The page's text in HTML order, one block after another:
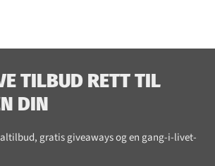
TILBUD RETT TIL
DIN
gratis giveaways og en gang-i-livet-